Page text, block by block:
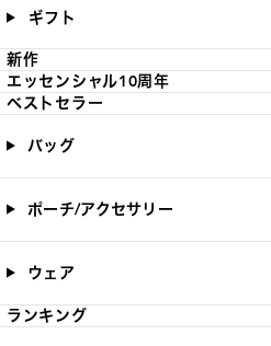
ギフト
新作
エッセンシャル10周年
ベストセラー
バッグ
ポーチ/アクセサリー
ウェア
ランキング